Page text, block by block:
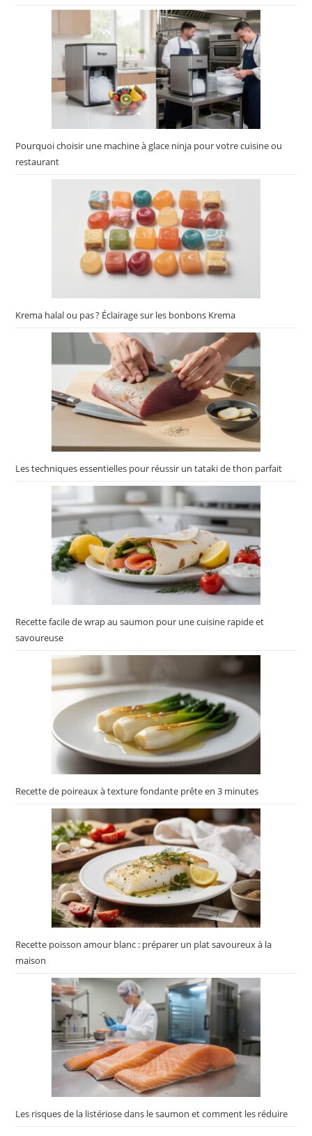
Pourquoi choisir une machine à glace ninja pour votre cuisine ou
restaurant
Krema halal ou pas ? Éclairage sur les bonbons Krema
Les techniques essentielles pour réussir un tataki de thon parfait
Recette facile de wrap au saumon pour une cuisine rapide et
savoureuse
Recette de poireaux à texture fondante prête en 3 minutes
Recette poisson amour blanc : préparer un plat savoureux à la
maison
Les risques de la listériose dans le saumon et comment les réduire